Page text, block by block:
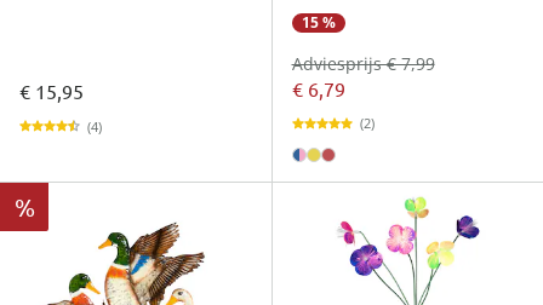
€ 15,95
(4)
15 %
€ 6,79
Adviesprijs € 7,99
(2)
%